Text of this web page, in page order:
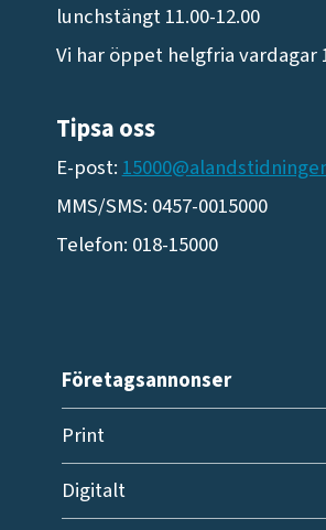
lunchstängt 11.00-12.00
Vi har öppet helgfria vardagar
Tipsa oss
E-post:
MMS/SMS: 0457-0015000
Telefon: 018-15000
Företagsannonser
Print
Digitalt